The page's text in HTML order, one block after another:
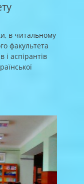
в читальному
факультета
і аспірантів